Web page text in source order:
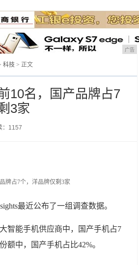
广告
科技 > 正文
10名，国产品牌占7
3家
：1157
最近公布了一组调查数据。
智能手机供应商中，国产手机占7
额中，国产手机占比42%。